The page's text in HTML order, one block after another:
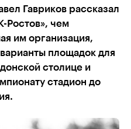
Гавриков рассказал
Ростов», чем
им организация,
площадок для
столице и
стадион до